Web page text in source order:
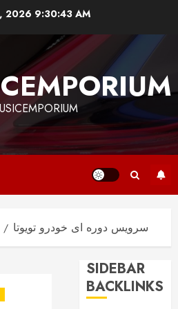
2026 9:30:43 AM
سرویس دوره ای خودرو تویوتا
SIDEBAR
BACKLINKS